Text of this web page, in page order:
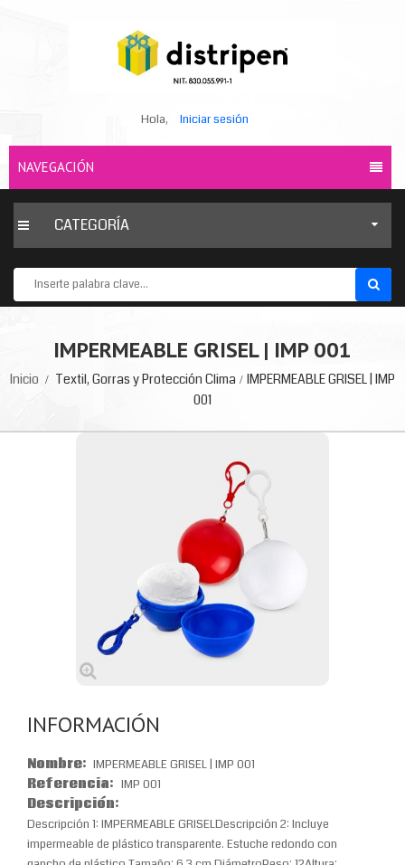
Hola, Iniciar sesión
NAVEGACIÓN
CATEGORÍA
IMPERMEABLE GRISEL | IMP 001
Inicio Textil, Gorras y Protección Clima
IMPERMEABLE GRISEL | IMP
001
INFORMACIÓN
Nombre: IMPERMEABLE GRISEL | IMP 001
Referencia: IMP 001
Descripción:
Descripción 1: IMPERMEABLE GRISELDescripción 2: Incluye
impermeable de plástico transparente. Estuche redondo con